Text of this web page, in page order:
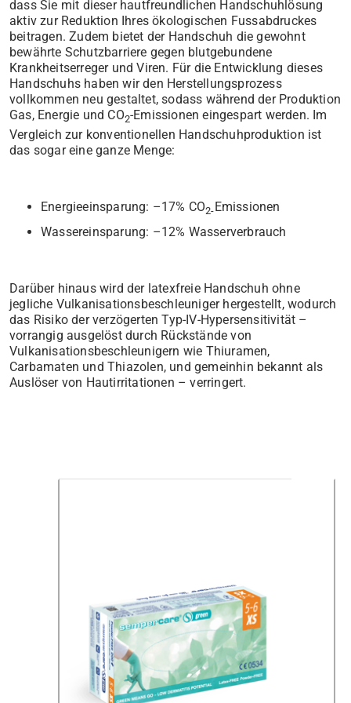
dass Sie mit dieser hautfreundlichen Handschuhlösung
aktiv zur Reduktion Ihres ökologischen Fussabdruckes
beitragen. Zudem bietet der Handschuh die gewohnt
bewährte Schutzbarriere gegen blutgebundene
Krankheitserreger und Viren. Für die Entwicklung dieses
Handschuhs haben wir den Herstellungsprozess
vollkommen neu gestaltet, sodass während der Produktion
Gas, Energie und CO2-Emissionen eingespart werden. Im
Vergleich zur konventionellen Handschuhproduktion ist
das sogar eine ganze Menge:
Energieeinsparung: –17% CO2- Emissionen
Wassereinsparung: –12% Wasserverbrauch
Darüber hinaus wird der latexfreie Handschuh ohne
jegliche Vulkanisationsbeschleuniger hergestellt, wodurch
das Risiko der verzögerten Typ-IV-Hypersensitivität –
vorrangig ausgelöst durch Rückstände von
Vulkanisationsbeschleunigern wie Thiuramen,
Carbamaten und Thiazolen, und gemeinhin bekannt als
Auslöser von Hautirritationen – verringert.